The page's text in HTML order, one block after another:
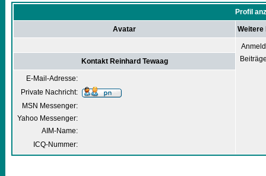
Profil
Avatar Weitere
Kontakt Reinhard Tewaag
E-Mail-Adresse:
Private Nachricht:
MSN Messenger:
Yahoo Messenger:
AIM-Name:
ICQ-Nummer: